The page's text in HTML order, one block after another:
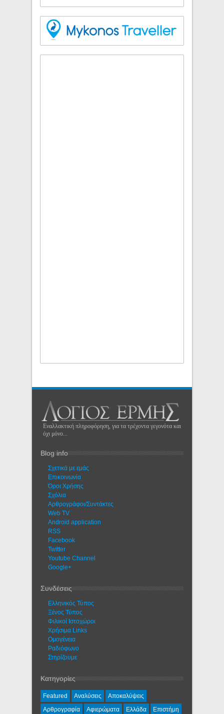
Εναλλακτική πληροφόρηση, για τα τρέχοντα γεγονότα και
όχι μόνο...
Blog info
Σχετικά με εμάς
Eπικοινωνία
Όροι Χρήσης
Σχόλια
Αρθρογράφοι/Συντάκτες
Web TV
Android application
RSS
Facebook
Twitter
Youtube Channel
Google+
Συνδέσεις
Ελληνικός Τύπος
Ξένος Τύπος
Φιλικοί Ιστοχώροι
Χρήσιμα Links
Ομογένεια
Ραδιόφωνο
Στηρίζουμε
Κατηγορίες
Featured Αναλύσεις
Αποκαλύψεις
Αρθρογραφία
Αφιερώματα Ελλάδα Επιστήμη